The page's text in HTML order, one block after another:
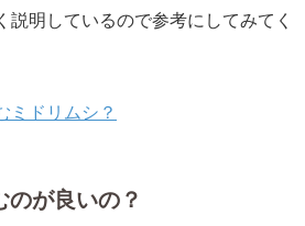
説明しているので参考にしてみてく
ミドリムシ？
のが良いの？